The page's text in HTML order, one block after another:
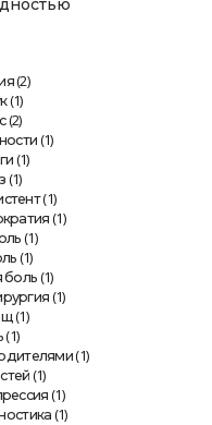
(2)
(1)
(2)
(1)
(1)
(1)
(1)
(1)
(1)
(1)
боль (1)
(1)
(1)
(1)
(1)
(1)
(1)
(1)